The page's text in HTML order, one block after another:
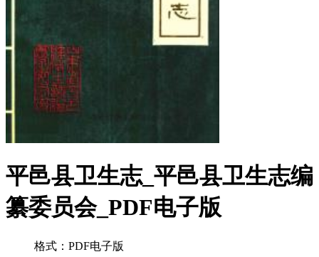
平邑县卫生志_平邑县卫生志编
纂委员会_PDF电子版
格式：PDF电子版